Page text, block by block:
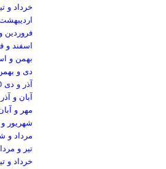
خرداد و تیر
اردیبهشت
فروردین و
اسفند و
بهمن و
دی و بهمن
آذر و دی 1400
آبان و آذر 1400
مهر و آبان
شهریور و
مرداد و
تیر و مرداد
خرداد و تیر